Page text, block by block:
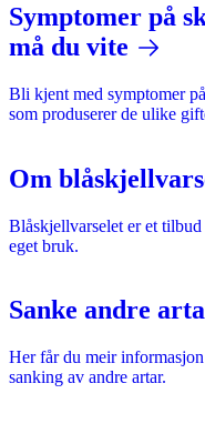
Symptomer på
må du vite
Bli kjent med symptomer
som produserer de ulike
Om
Blåskjellvarselet er et
eget bruk.
Sanke andre
Her får du meir
sanking av andre artar.